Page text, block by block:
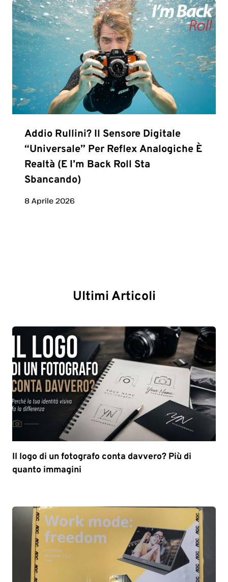
Addio Rullini? Il Sensore Digitale
“universale” Per Reflex Analogiche È
Realtà (e I’m Back Roll Sta
Sbancando)
8 Aprile 2026
Ultimi Articoli
Il logo di un fotografo conta davvero? Più di
quanto immagini